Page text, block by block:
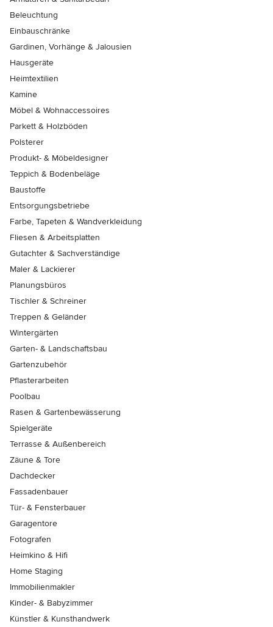
Beleuchtung
Einbauschränke
Gardinen, Vorhänge & Jalousien
Hausgeräte
Heimtextilien
Kamine
Möbel & Wohnaccessoires
Parkett & Holzböden
Polsterer
Produkt- & Möbeldesigner
Teppich & Bodenbeläge
Baustoffe
Entsorgungsbetriebe
Farbe, Tapeten & Wandverkleidung
Fliesen & Arbeitsplatten
Gutachter & Sachverständige
Maler & Lackierer
Planungsbüros
Tischler & Schreiner
Treppen & Geländer
Wintergärten
Garten- & Landschaftsbau
Gartenzubehör
Pflasterarbeiten
Poolbau
Rasen & Gartenbewässerung
Spielgeräte
Terrasse & Außenbereich
Zäune & Tore
Dachdecker
Fassadenbauer
Tür- & Fensterbauer
Garagentore
Fotografen
Heimkino & Hifi
Home Staging
Immobilienmakler
Kinder- & Babyzimmer
Künstler & Kunsthandwerk